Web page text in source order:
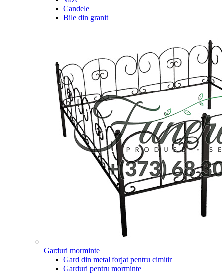
Candele
Bile din granit
Garduri morminte
Gard din metal forjat pentru cimitir
Garduri pentru morminte